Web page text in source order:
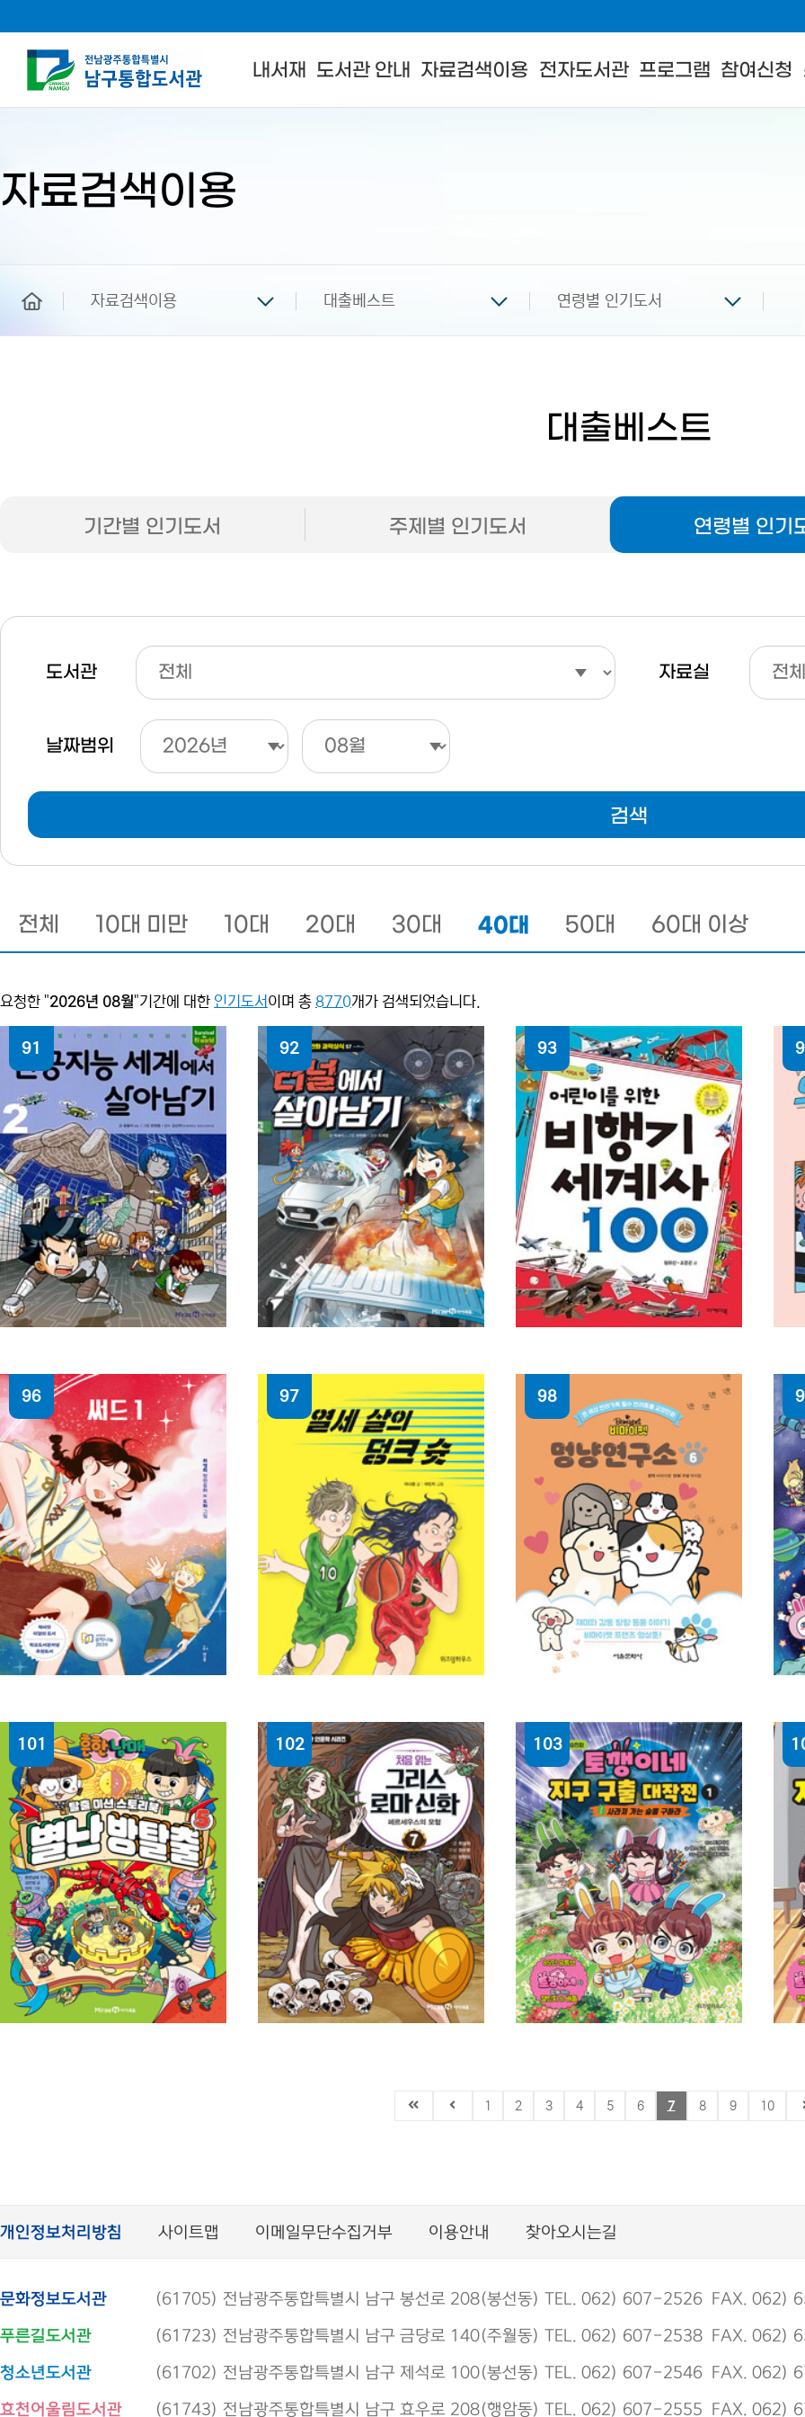
내서재 도서관 안내 자료검색이용 전자도서관 프로그램 참여신청
작
자료검색이용
자료검색이용 대출베스트 연령별 인기도서
대출베스트
기간별 인기도서 주제별 인기도서 연령별 인기
도서관 자료실
날짜범위
검색
전체 10대 미만 10대 20대 30대 40대 50대 60대 이상
요청한 "2026년 08월"기간에 대한 인기도서 이며 총 8770개가 검색되었습니다.
91
인공지능 세계에서
살아남기. 2
곰돌이 co. 글 ; 한현동 그림
92
터널에서 살아남기
박송이 글 ; 한현동 그림
93
(어린이를 위한) 비행기
세계사 100
임유신, 조문곤 [공]글
96
써드. 1 : 최영희 장편동화
최영희 글 ; 도화 그림
97
열세 살의 덩크슛
이나영 글 ; 국민지 그림
98
(비마이펫) 멍냥연구소. 6 :
온 세상 반려가족 필수
반려동물 교양만화
비마이펫 원작 ; 박지영 만화
구성
(
101 102
(처음 읽는)그리스 로마
신화 . 7 , 페르세우스의
103
토깽이네 지구 구출 대작전
: 서바이벌 환경 학습만화 .
; 양선모 그림
:
1 2 3 4 5 6 7 8 9 10
개인정보처리방침 사이트맵 이메일무단수집거부 이용안내 찾아오시는길
문화정보도서관 (61705) 전남광주통합특별시 남구 봉선로 208(봉선동) TEL. 062) 607-2526 FAX. 062)
푸른길도서관 (61723) 전남광주통합특별시 남구 금당로 140(주월동) TEL. 062) 607-2538 FAX. 062)
청소년도서관 (61702) 전남광주통합특별시 남구 제석로 100(봉선동) TEL. 062) 607-2546 FAX. 062)
효천어울림도서관 (61743) 전남광주통합특별시 남구 효우로 208(행암동) TEL. 062) 607-2555 FAX. 062)